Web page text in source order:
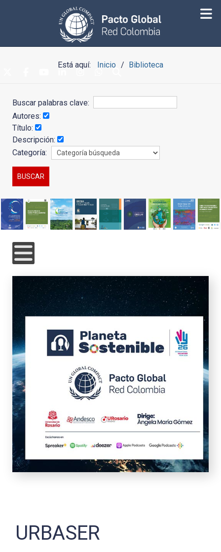
Está aquí: Inicio Biblioteca
Buscar palabras clave:
Autores:
Título:
Descripción:
Categoría:
URBASER